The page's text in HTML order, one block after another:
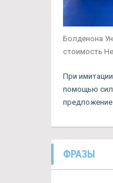
Болденона
стоимость
При
помощью
предложение
ФРАЗЫ